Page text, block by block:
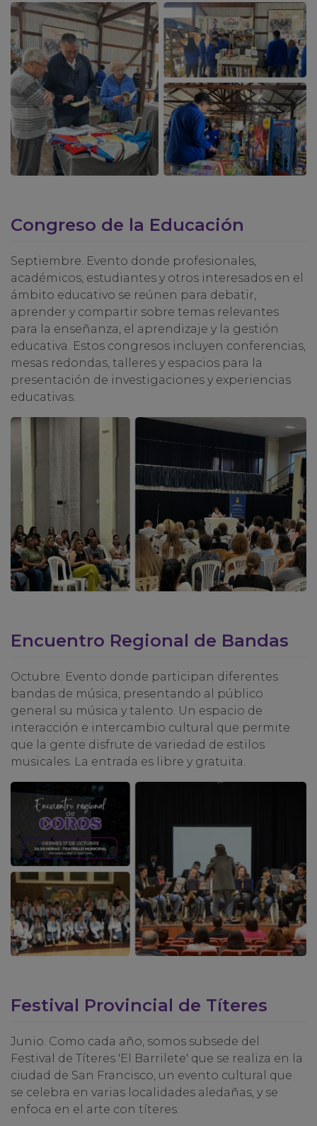
Congreso de la Educación
Septiembre. Evento donde profesionales,
académicos, estudiantes y otros interesados en el
ámbito educativo se reúnen para debatir,
aprender y compartir sobre temas relevantes
para la enseñanza, el aprendizaje y la gestión
educativa. Estos congresos incluyen conferencias,
mesas redondas, talleres y espacios para la
presentación de investigaciones y experiencias
educativas.
Encuentro Regional de Bandas
Octubre. Evento donde participan diferentes
bandas de música, presentando al público
general su música y talento. Un espacio de
interacción e intercambio cultural que permite
que la gente disfrute de variedad de estilos
musicales. La entrada es libre y gratuita.
Festival Provincial de Títeres
Junio. Como cada año, somos subsede del
Festival de Títeres 'El Barrilete' que se realiza en la
ciudad de San Francisco, un evento cultural que
se celebra en varias localidades aledañas, y se
enfoca en el arte con títeres.